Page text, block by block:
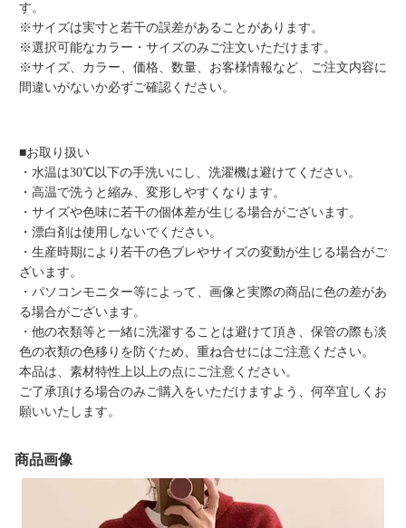
す。
※サイズは実寸と若干の誤差があることがあります。
※選択可能なカラー・サイズのみご注文いただけます。
※サイズ、カラー、価格、数量、お客様情報など、ご注文内容に
間違いがないか必ずご確認ください。
■お取り扱い
・水温は30℃以下の手洗いにし、洗濯機は避けてください。
・高温で洗うと縮み、変形しやすくなります。
・サイズや色味に若干の個体差が生じる場合がございます。
・漂白剤は使用しないでください。
・生産時期により若干の色ブレやサイズの変動が生じる場合がご
ざいます。
・パソコンモニター等によって、画像と実際の商品に色の差があ
る場合がございます。
・他の衣類等と一緒に洗濯することは避けて頂き、保管の際も淡
色の衣類の色移りを防ぐため、重ね合せにはご注意ください。
本品は、素材特性上以上の点にご注意ください。
ご了承頂ける場合のみご購入をいただけますよう、何卒宜しくお
願いいたします。
商品画像